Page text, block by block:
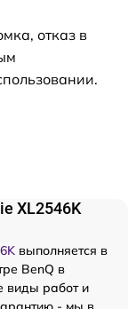
отказ в
XL2546K
выполняется в
BenQ в
виды работ и